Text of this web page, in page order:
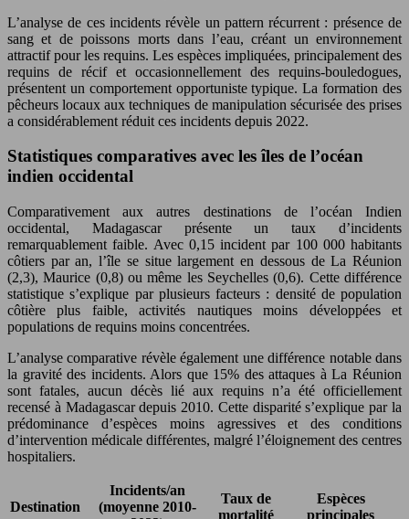
L’analyse de ces incidents révèle un pattern récurrent : présence de
sang et de poissons morts dans l’eau, créant un environnement
attractif pour les requins. Les espèces impliquées, principalement des
requins de récif et occasionnellement des requins-bouledogues,
présentent un comportement opportuniste typique. La formation des
pêcheurs locaux aux techniques de manipulation sécurisée des prises
a considérablement réduit ces incidents depuis 2022.
Statistiques comparatives avec les îles de l’océan
indien occidental
Comparativement aux autres destinations de l’océan Indien
occidental, Madagascar présente un taux d’incidents
remarquablement faible. Avec 0,15 incident par 100 000 habitants
côtiers par an, l’île se situe largement en dessous de La Réunion
(2,3), Maurice (0,8) ou même les Seychelles (0,6). Cette différence
statistique s’explique par plusieurs facteurs : densité de population
côtière plus faible, activités nautiques moins développées et
populations de requins moins concentrées.
L’analyse comparative révèle également une différence notable dans
la gravité des incidents. Alors que 15% des attaques à La Réunion
sont fatales, aucun décès lié aux requins n’a été officiellement
recensé à Madagascar depuis 2010. Cette disparité s’explique par la
prédominance d’espèces moins agressives et des conditions
d’intervention médicale différentes, malgré l’éloignement des centres
hospitaliers.
Destination
Incidents/an
(moyenne 2010-
Taux de
mortalité
Espèces
principales